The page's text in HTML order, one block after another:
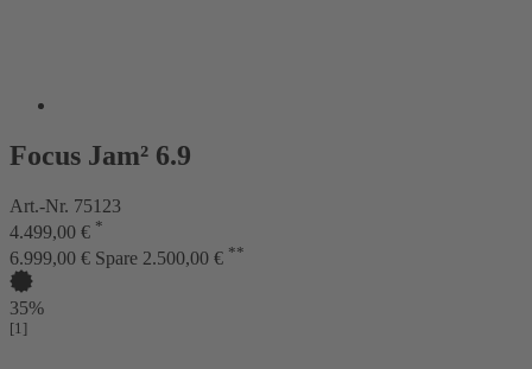
Focus Jam² 6.9
Art.-Nr. 75123
4.499,00 € *
6.999,00 € Spare 2.500,00 € **
35%
[1]